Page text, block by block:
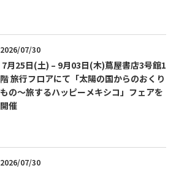
TEQUILA JOURNAL
テキーラとは
2026/07/30
7月25日(土) – 9月03日(木)蔦屋書店3号館1
階 旅行フロアにて「太陽の国からのおくり
もの～旅するハッピーメキシコ」フェアを
開催
2026/07/30